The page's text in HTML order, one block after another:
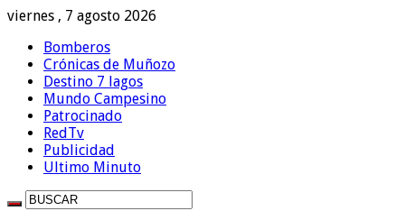
viernes , 7 agosto 2026
Bomberos
Crónicas de Muñozo
Destino 7 lagos
Mundo Campesino
Patrocinado
RedTv
Publicidad
Ultimo Minuto